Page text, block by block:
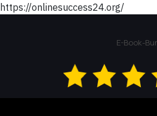
https://onlinesuccess24.org/
E-Book-